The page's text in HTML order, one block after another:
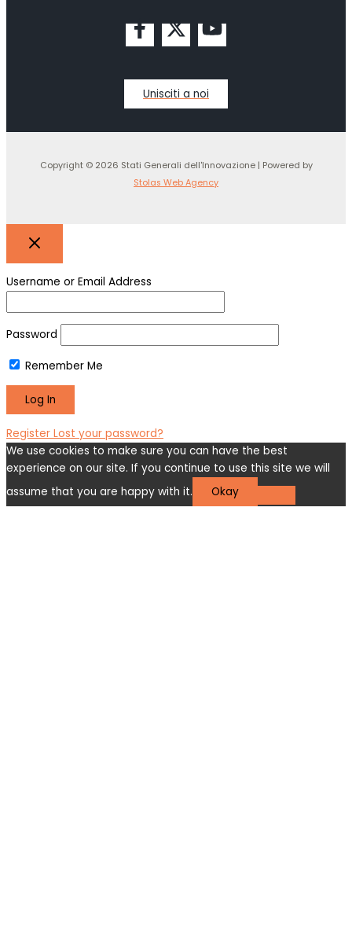
Unisciti a noi
Copyright © 2026 Stati Generali dell'Innovazione | Powered by
Stolas Web Agency
Username or Email Address
Password
Remember Me
Register Lost your password?
We use cookies to make sure you can have the best
experience on our site. If you continue to use this site we will
assume that you are happy with it.
Okay